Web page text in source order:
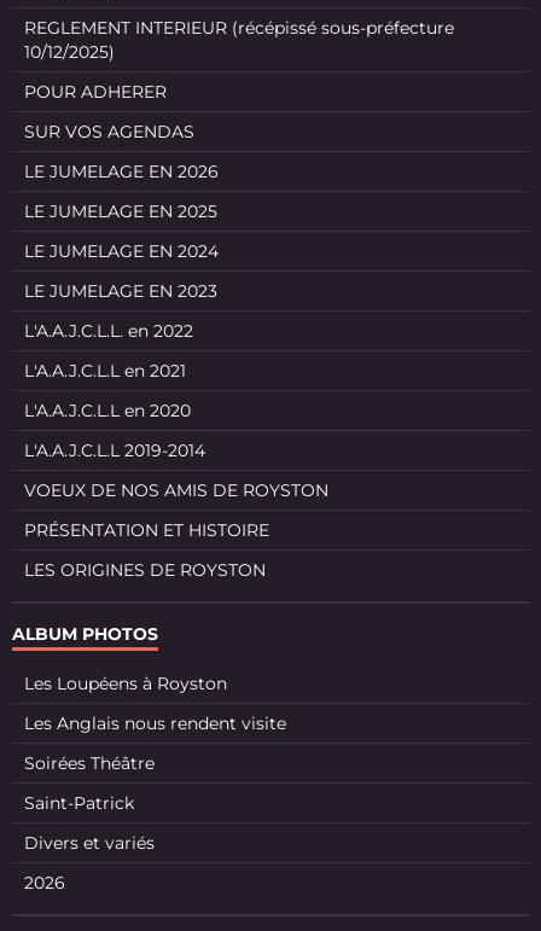
REGLEMENT INTERIEUR (récépissé sous-préfecture
10/12/2025)
POUR ADHERER
SUR VOS AGENDAS
LE JUMELAGE EN 2026
LE JUMELAGE EN 2025
LE JUMELAGE EN 2024
LE JUMELAGE EN 2023
L'A.A.J.C.L.L. en 2022
L'A.A.J.C.L.L en 2021
L'A.A.J.C.L.L en 2020
L'A.A.J.C.L.L 2019-2014
VOEUX DE NOS AMIS DE ROYSTON
PRÉSENTATION ET HISTOIRE
LES ORIGINES DE ROYSTON
ALBUM PHOTOS
Les Loupéens à Royston
Les Anglais nous rendent visite
Soirées Théâtre
Saint-Patrick
Divers et variés
2026